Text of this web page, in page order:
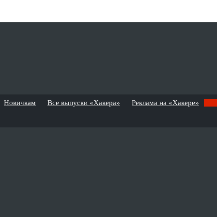
Новичкам Все выпуски «Хакера» Реклама на «Хакере»